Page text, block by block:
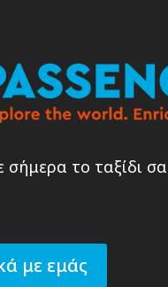
σήμερα το ταξίδι
με εμάς